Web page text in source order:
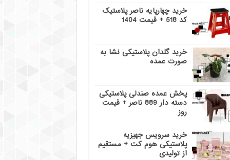
خرید چهارپایه ناصر پلاستیک
کد 518 + قیمت 1404
خرید گلدان پلاستیکی نشا به
صورت عمده
پخش عمده صندلی پلاستیکی
دسته دار 889 ناصر + قیمت
روز
خرید سرویس جهیزیه
پلاستیکی هوم کت + مستقیم
از تولیدی